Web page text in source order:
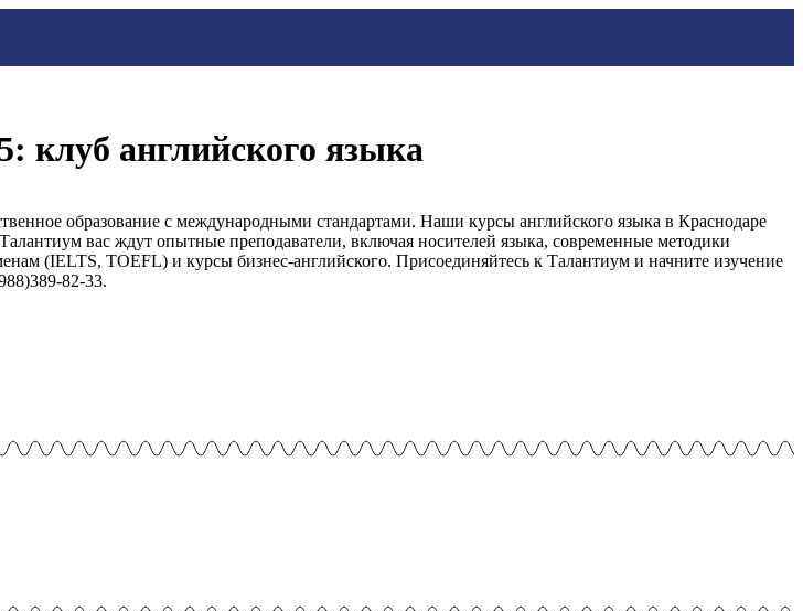
клуб английского языка
образование с международными стандартами. Наши курсы английского языка в Краснодаре
вас ждут опытные преподаватели, включая носителей языка, современные методики
(IELTS, TOEFL) и курсы бизнес-английского. Присоединяйтесь к Талантиум и начните изучение
82-33.